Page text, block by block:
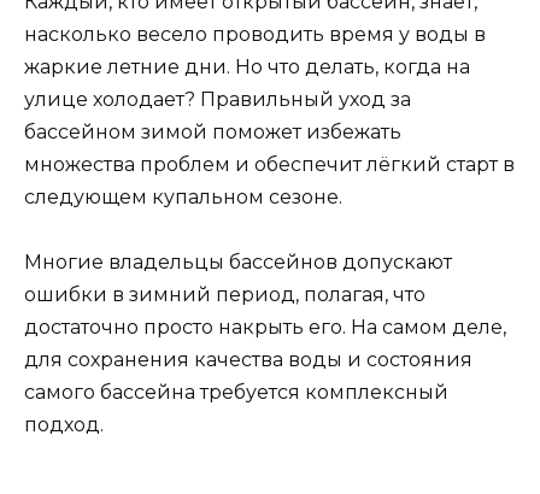
насколько весело проводить время у воды в
жаркие летние дни. Но что делать, когда на
улице холодает? Правильный уход за
бассейном зимой поможет избежать
множества проблем и обеспечит лёгкий старт в
следующем купальном сезоне.
Многие владельцы бассейнов допускают
ошибки в зимний период, полагая, что
достаточно просто накрыть его. На самом деле,
для сохранения качества воды и состояния
самого бассейна требуется комплексный
подход.